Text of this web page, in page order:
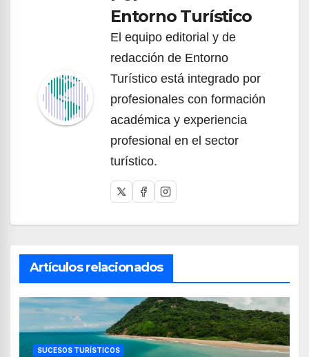
Entorno Turístico
El equipo editorial y de
redacción de Entorno
Turístico está integrado por
profesionales con formación
académica y experiencia
profesional en el sector
turístico.
Artículos relacionados
SUCESOS TURÍSTICOS